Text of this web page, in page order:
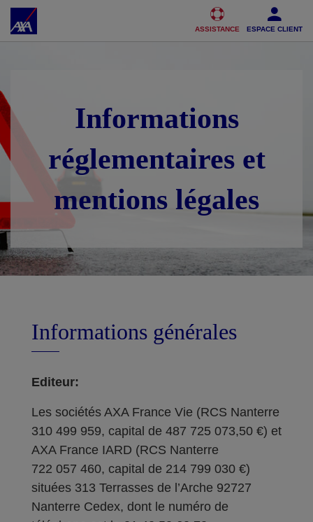
Accéder au Contenu Accéder au Pied de page
ASSISTANCE ESPACE CLIENT
Informations
réglementaires et
mentions légales
Informations générales
Editeur:
Les sociétés AXA France Vie (RCS Nanterre
310 499 959, capital de 487 725 073,50 €) et
AXA France IARD (RCS Nanterre
722 057 460, capital de 214 799 030 €)
situées 313 Terrasses de l’Arche 92727
Nanterre Cedex, dont le numéro de